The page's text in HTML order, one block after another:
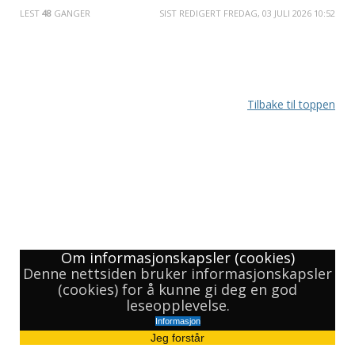
LEST 48 GANGER SIST REDIGERT FREDAG, 03 JULI 2026 10:52
Tilbake til toppen
Om informasjonskapsler (cookies)
Denne nettsiden bruker informasjonskapsler
(cookies) for å kunne gi deg en god
leseopplevelse.
Informasjon
Jeg forstår